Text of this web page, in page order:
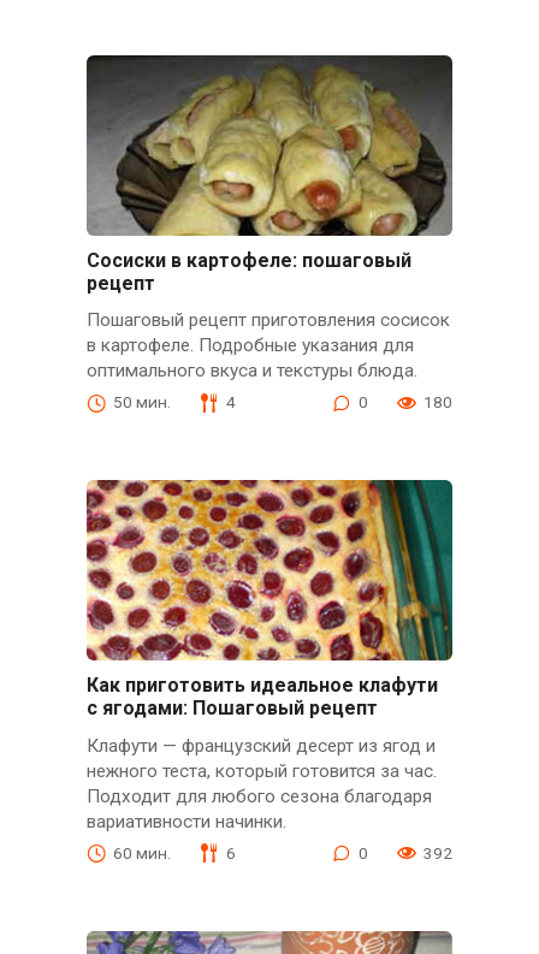
Сосиски в картофеле: пошаговый
рецепт
Пошаговый рецепт приготовления сосисок
в картофеле. Подробные указания для
оптимального вкуса и текстуры блюда.
50 мин. 4 0 180
Как приготовить идеальное клафути
с ягодами: Пошаговый рецепт
Клафути — французский десерт из ягод и
нежного теста, который готовится за час.
Подходит для любого сезона благодаря
вариативности начинки.
60 мин. 6 0 392